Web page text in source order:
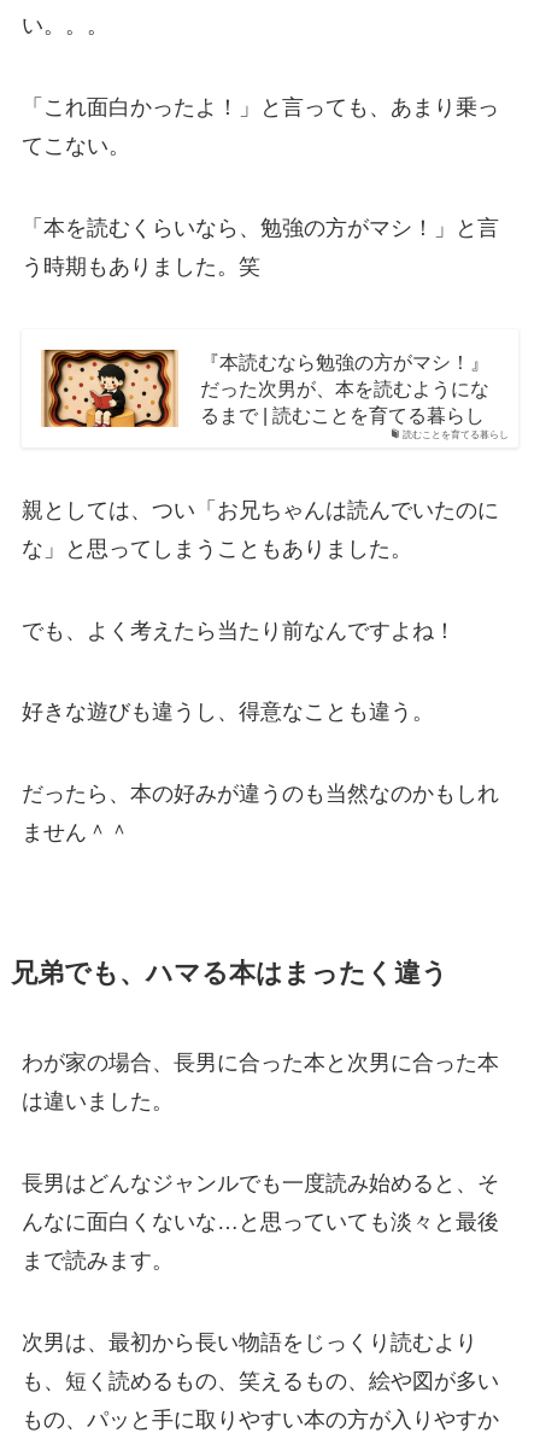
い。。。
「これ面白かったよ！」と言っても、あまり乗っ
てこない。
「本を読むくらいなら、勉強の方がマシ！」と言
う時期もありました。笑
読むことを育てる暮らし
『本読むなら勉強の方がマシ！』
だった次男が、本を読むようにな
るまで | 読むことを育てる暮らし
親としては、つい「お兄ちゃんは読んでいたのに
な」と思ってしまうこともありました。
でも、よく考えたら当たり前なんですよね！
好きな遊びも違うし、得意なことも違う。
だったら、本の好みが違うのも当然なのかもしれ
ません＾＾
兄弟でも、ハマる本はまったく違う
わが家の場合、長男に合った本と次男に合った本
は違いました。
長男はどんなジャンルでも一度読み始めると、そ
んなに面白くないな…と思っていても淡々と最後
まで読みます。
次男は、最初から長い物語をじっくり読むより
も、短く読めるもの、笑えるもの、絵や図が多い
もの、パッと手に取りやすい本の方が入りやすか